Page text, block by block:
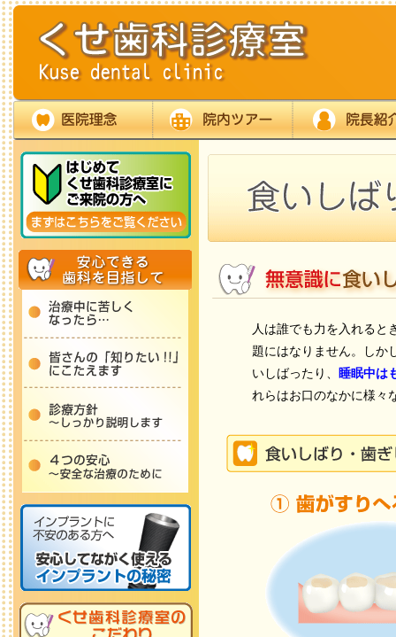
人は誰でも力を入れると
題にはなりません。しか
いしばったり、
睡眠中は
れらはお口のなかに様々